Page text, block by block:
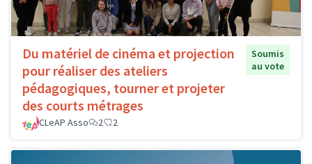
Du matériel de cinéma et projection
pour réaliser des ateliers
pédagogiques, tourner et projeter
des courts métrages
Soumis
au vote
CLeAP Asso 2 2